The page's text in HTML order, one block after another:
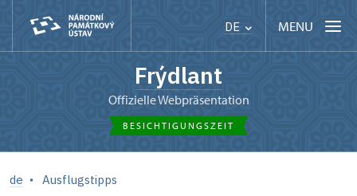
DE MENU
Frýdlant
offizielle Webpräsentation
BESICHTIGUNGSZEIT
de Ausflugstipps